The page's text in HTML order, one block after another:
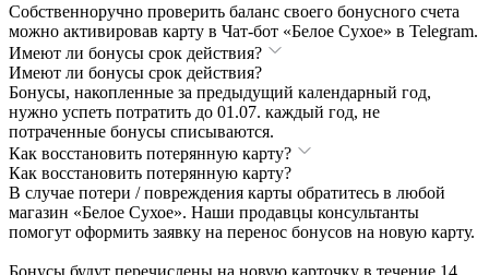
Собственноручно проверить баланс своего бонусного счета
можно активировав карту в Чат-бот «Белое Сухое» в Telegram.
Имеют ли бонусы срок действия?
Имеют ли бонусы срок действия?
Бонусы, накопленные за предыдущий календарный год,
нужно успеть потратить до 01.07. каждый год, не
потраченные бонусы списываются.
Как восстановить потерянную карту?
Как восстановить потерянную карту?
В случае потери / повреждения карты обратитесь в любой
магазин «Белое Сухое». Наши продавцы консультанты
помогут оформить заявку на перенос бонусов на новую карту.
Бонусы будут перечислены на новую карточку в течение 14